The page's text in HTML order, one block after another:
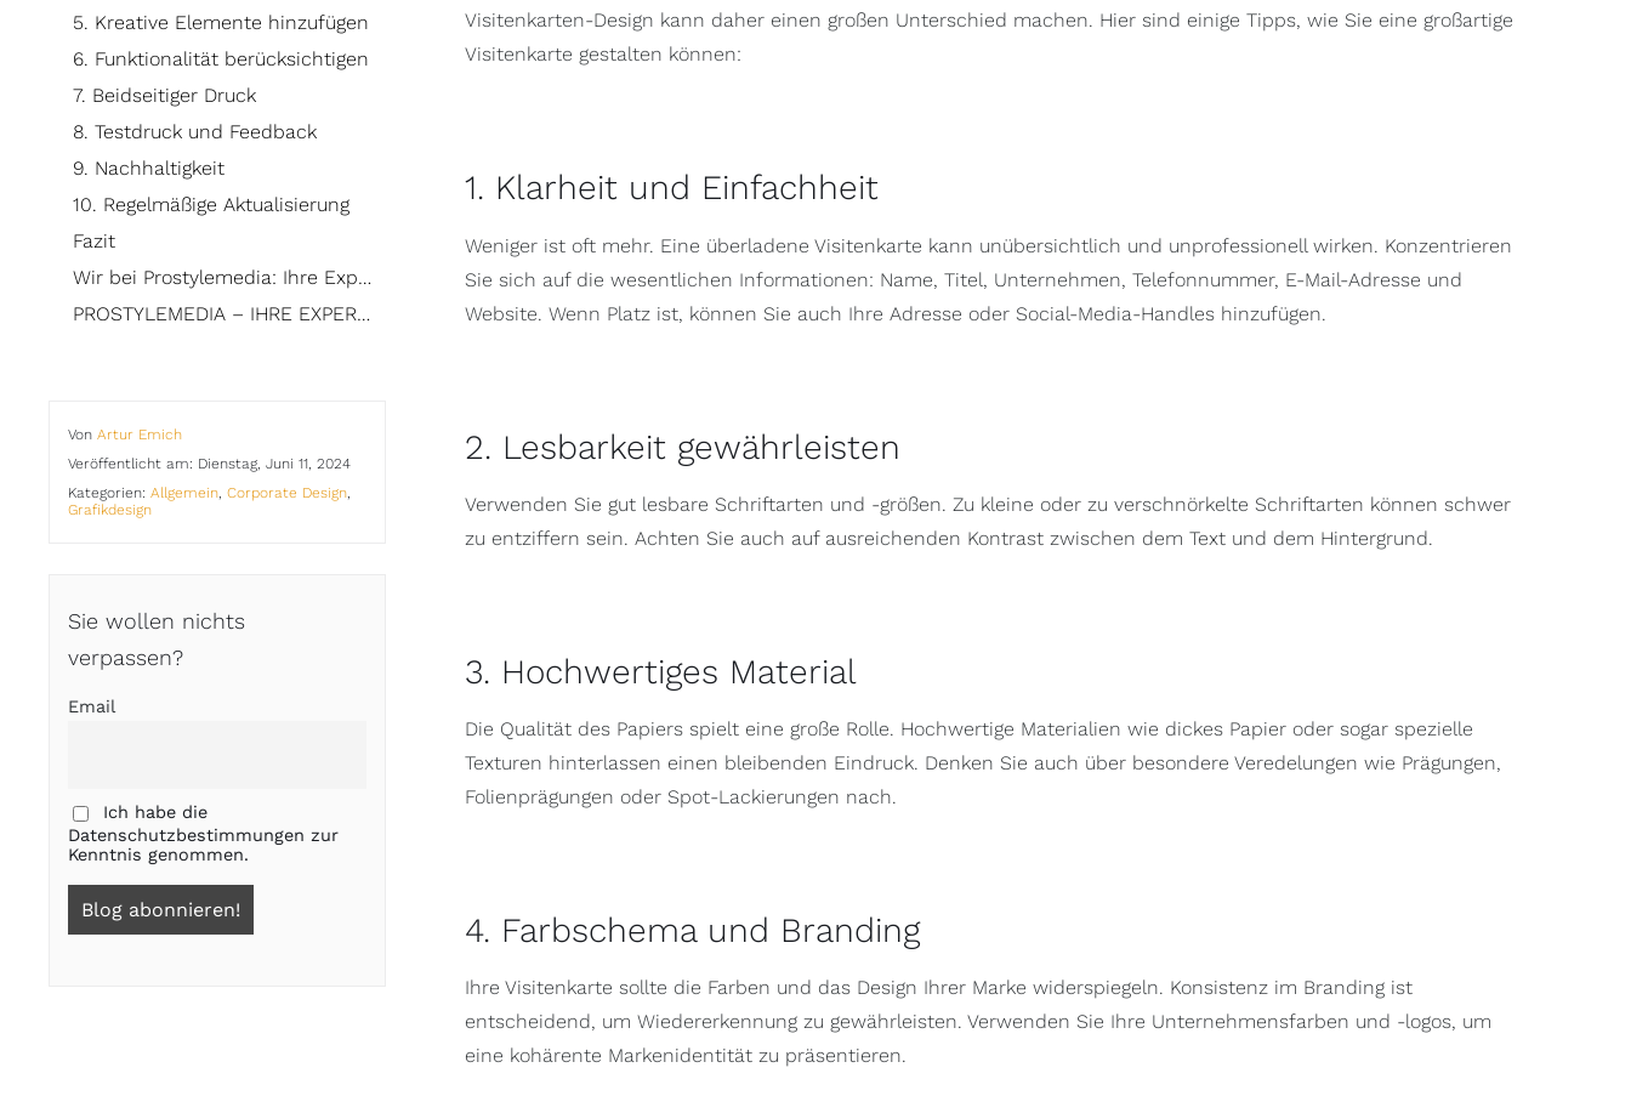
5. Kreative Elemente hinzufügen
6. Funktionalität berücksichtigen
7. Beidseitiger Druck
8. Testdruck und Feedback
9. Nachhaltigkeit
10. Regelmäßige Aktualisierung
Fazit
Wir bei Prostylemedia: Ihre Experten für beeindruckende Visitenkarten
PROSTYLEMEDIA – IHRE EXPERTEN FÜR KREATIVE UND EFFEKTIVE WERBUNG AUS EINER HAND.
Von Artur Emich
Veröffentlicht am: Dienstag, Juni 11, 2024
Kategorien: Allgemein, Corporate Design,
Grafikdesign
Sie wollen nichts
verpassen?
Email
Ich habe die
Datenschutzbestimmungen zur
Kenntnis genommen.
Visitenkarten-Design kann daher einen großen Unterschied machen. Hier sind einige Tipps, wie Sie eine großartige
Visitenkarte gestalten können:
1. Klarheit und Einfachheit
Weniger ist oft mehr. Eine überladene Visitenkarte kann unübersichtlich und unprofessionell wirken. Konzentrieren
Sie sich auf die wesentlichen Informationen: Name, Titel, Unternehmen, Telefonnummer, E-Mail-Adresse und
Website. Wenn Platz ist, können Sie auch Ihre Adresse oder Social-Media-Handles hinzufügen.
2. Lesbarkeit gewährleisten
Verwenden Sie gut lesbare Schriftarten und -größen. Zu kleine oder zu verschnörkelte Schriftarten können schwer
zu entziffern sein. Achten Sie auch auf ausreichenden Kontrast zwischen dem Text und dem Hintergrund.
3. Hochwertiges Material
Die Qualität des Papiers spielt eine große Rolle. Hochwertige Materialien wie dickes Papier oder sogar spezielle
Texturen hinterlassen einen bleibenden Eindruck. Denken Sie auch über besondere Veredelungen wie Prägungen,
Folienprägungen oder Spot-Lackierungen nach.
4. Farbschema und Branding
Ihre Visitenkarte sollte die Farben und das Design Ihrer Marke widerspiegeln. Konsistenz im Branding ist
entscheidend, um Wiedererkennung zu gewährleisten. Verwenden Sie Ihre Unternehmensfarben und -logos, um
eine kohärente Markenidentität zu präsentieren.